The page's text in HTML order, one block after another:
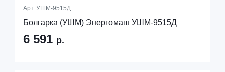
Арт. УШМ-9515Д
Болгарка (УШМ) Энергомаш УШМ-9515Д
6 591 р.